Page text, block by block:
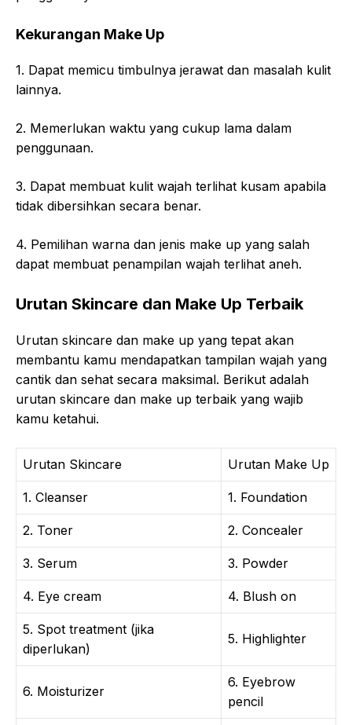
Kekurangan Make Up
1. Dapat memicu timbulnya jerawat dan masalah kulit
lainnya.
2. Memerlukan waktu yang cukup lama dalam
penggunaan.
3. Dapat membuat kulit wajah terlihat kusam apabila
tidak dibersihkan secara benar.
4. Pemilihan warna dan jenis make up yang salah
dapat membuat penampilan wajah terlihat aneh.
Urutan Skincare dan Make Up Terbaik
Urutan skincare dan make up yang tepat akan
membantu kamu mendapatkan tampilan wajah yang
cantik dan sehat secara maksimal. Berikut adalah
urutan skincare dan make up terbaik yang wajib
kamu ketahui.
Urutan Skincare Urutan Make Up
1. Cleanser 1. Foundation
2. Toner 2. Concealer
3. Serum 3. Powder
4. Eye cream 4. Blush on
5. Spot treatment (jika
diperlukan)
5. Highlighter
6. Moisturizer
6. Eyebrow
pencil